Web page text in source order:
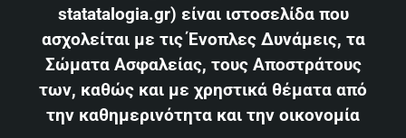
statatalogia.gr) είναι ιστοσελίδα που
ασχολείται με τις Ένοπλες Δυνάμεις, τα
Σώματα Ασφαλείας, τους Αποστράτους
των, καθώς και με χρηστικά θέματα από
την καθημερινότητα και την οικονομία